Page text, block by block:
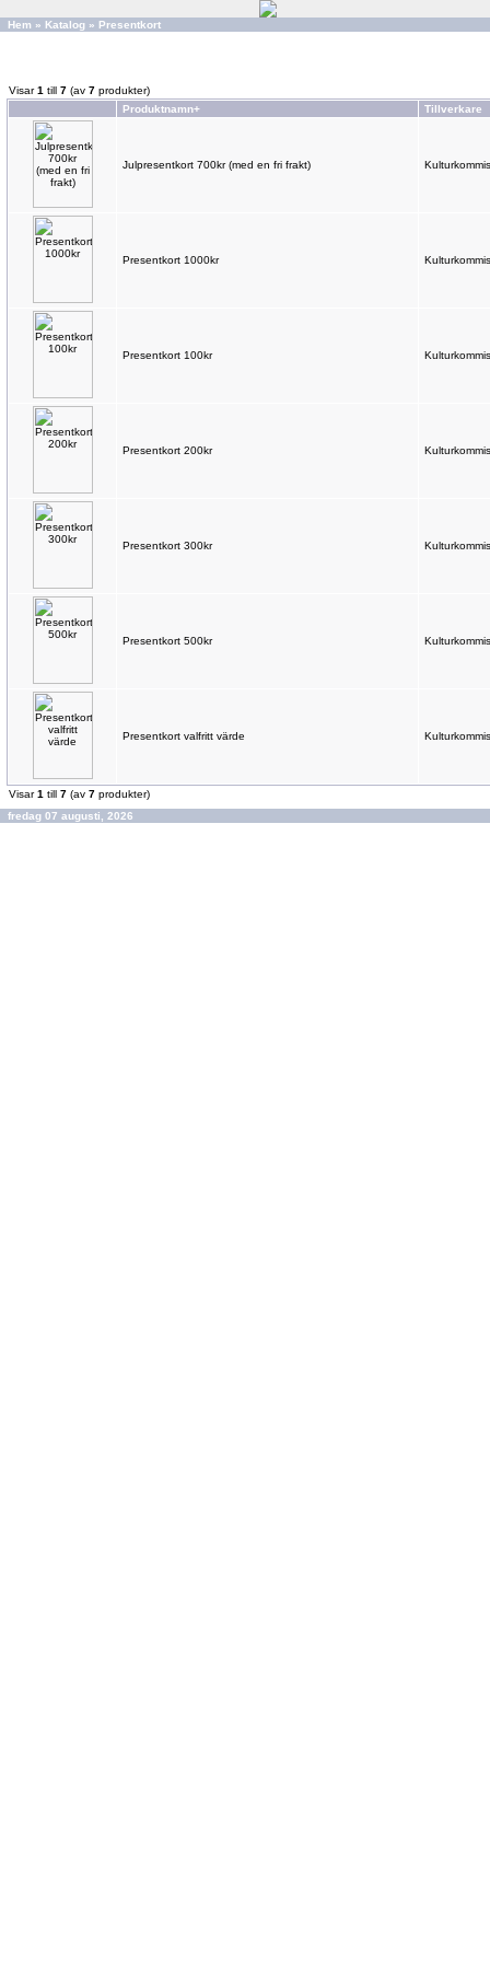
Hem » Katalog » Presentkort
Visar1 till 7 (av 7 produkter)
Produktnamn+
Tillverkare
Julpresentkort 700kr (med en fri frakt)
Presentkort 1000kr
Presentkort 100kr
Presentkort 200kr
Presentkort 300kr
Presentkort 500kr
Presentkort valfritt värde
Visar1 till 7 (av 7 produkter)
fredag 07 augusti, 2026